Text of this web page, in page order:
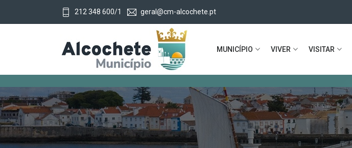
212 348 600/1 geral@cm-alcochete.pt
MUNICÍPIO VIVER VISITAR